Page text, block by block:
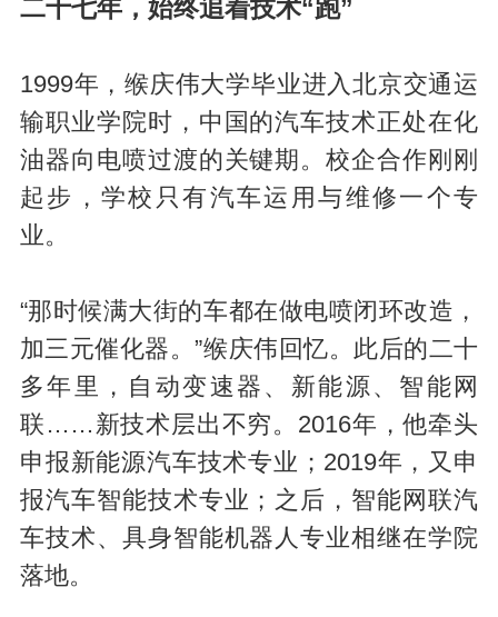
二十七年，始终追着技术“跑”
1999年，缑庆伟大学毕业进入北京交通运
输职业学院时，中国的汽车技术正处在化
油器向电喷过渡的关键期。校企合作刚刚
起步，学校只有汽车运用与维修一个专
业。
“那时候满大街的车都在做电喷闭环改造，
加三元催化器。”缑庆伟回忆。此后的二十
多年里，自动变速器、新能源、智能网
联……新技术层出不穷。2016年，他牵头
申报新能源汽车技术专业；2019年，又申
报汽车智能技术专业；之后，智能网联汽
车技术、具身智能机器人专业相继在学院
落地。